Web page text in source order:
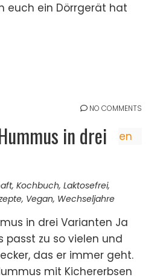
euch ein Dörrgerät hat
NO COMMENTS
in drei
, Kochbuch, Laktosefrei,
, Vegan, Wechseljahre
in drei Varianten Ja
passt zu so vielen und
das er immer geht.
mit Kichererbsen